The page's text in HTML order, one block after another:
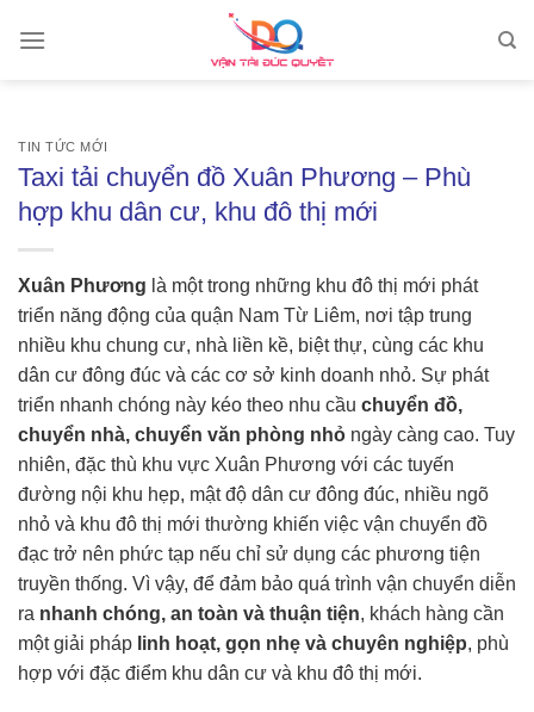
TIN TỨC MỚI
Taxi tải chuyển đồ Xuân Phương – Phù
hợp khu dân cư, khu đô thị mới
Xuân Phương là một trong những khu đô thị mới phát
triển năng động của quận Nam Từ Liêm, nơi tập trung
nhiều khu chung cư, nhà liền kề, biệt thự, cùng các khu
dân cư đông đúc và các cơ sở kinh doanh nhỏ. Sự phát
triển nhanh chóng này kéo theo nhu cầu chuyển đồ,
chuyển nhà, chuyển văn phòng nhỏ ngày càng cao. Tuy
nhiên, đặc thù khu vực Xuân Phương với các tuyến
đường nội khu hẹp, mật độ dân cư đông đúc, nhiều ngõ
nhỏ và khu đô thị mới thường khiến việc vận chuyển đồ
đạc trở nên phức tạp nếu chỉ sử dụng các phương tiện
truyền thống. Vì vậy, để đảm bảo quá trình vận chuyển diễn
ra nhanh chóng, an toàn và thuận tiện, khách hàng cần
một giải pháp linh hoạt, gọn nhẹ và chuyên nghiệp, phù
hợp với đặc điểm khu dân cư và khu đô thị mới.